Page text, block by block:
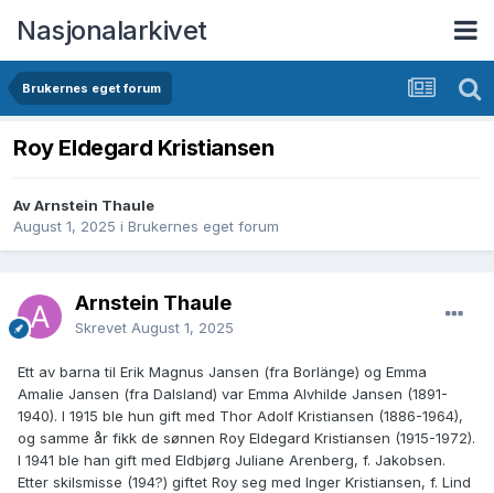
Nasjonalarkivet
Brukernes eget forum
Roy Eldegard Kristiansen
Av Arnstein Thaule
August 1, 2025 i Brukernes eget forum
Arnstein Thaule
Skrevet August 1, 2025
Ett av barna til Erik Magnus Jansen (fra Borlänge) og Emma
Amalie Jansen (fra Dalsland) var Emma Alvhilde Jansen (1891-
1940). I 1915 ble hun gift med Thor Adolf Kristiansen (1886-1964),
og samme år fikk de sønnen Roy Eldegard Kristiansen (1915-1972).
I 1941 ble han gift med Eldbjørg Juliane Arenberg, f. Jakobsen.
Etter skilsmisse (194?) giftet Roy seg med Inger Kristiansen, f. Lind